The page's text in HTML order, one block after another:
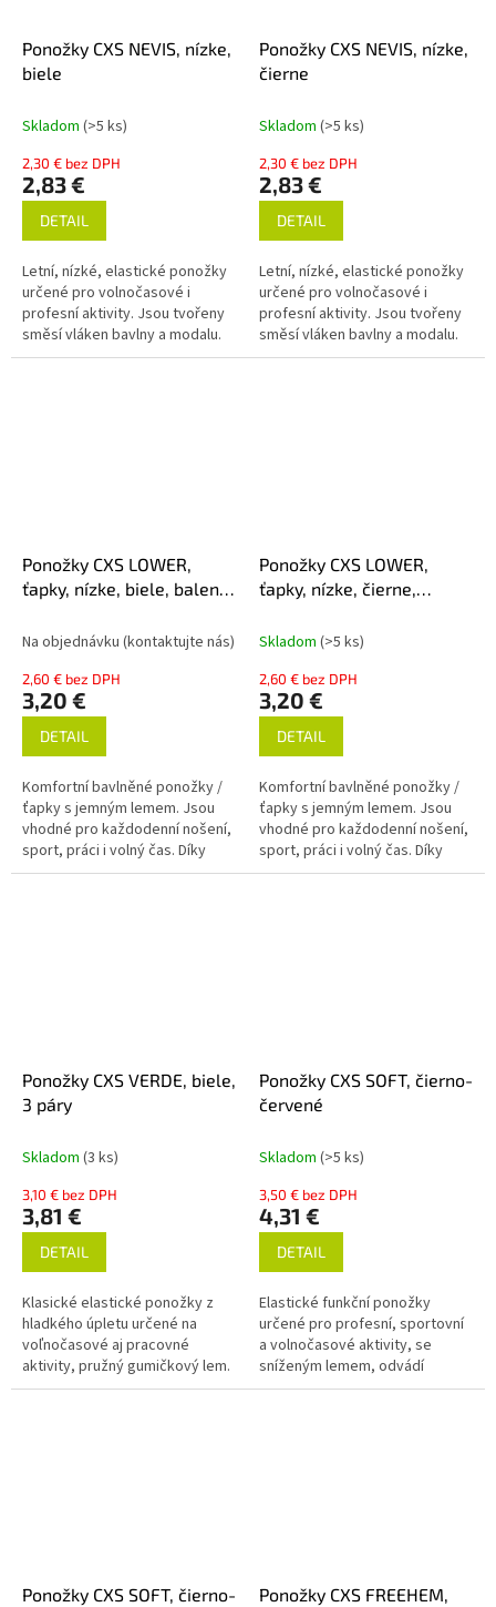
Ponožky CXS NEVIS, nízke,
biele
Skladom (>5 ks)
2,30 € bez DPH
2,83 €
DETAIL
Letní, nízké, elastické ponožky
určené pro volnočasové i
profesní aktivity. Jsou tvořeny
směsí vláken bavlny a modalu.
Modal je modifikovaná viskóza
Ponožky CXS NEVIS, nízke,
čierne
Skladom (>5 ks)
2,30 € bez DPH
2,83 €
DETAIL
Letní, nízké, elastické ponožky
určené pro volnočasové i
profesní aktivity. Jsou tvořeny
směsí vláken bavlny a modalu.
Modal je modifikovaná viskóza
Ponožky CXS LOWER,
ťapky, nízke, biele, balenie
Na objednávku (kontaktujte nás)
2,60 € bez DPH
3,20 €
DETAIL
Komfortní bavlněné ponožky /
ťapky s jemným lemem. Jsou
vhodné pro každodenní nošení,
sport, práci i volný čas. Díky
obsahu elastanu se vytvarují a
Ponožky CXS LOWER,
ťapky, nízke, čierne,
Skladom (>5 ks)
2,60 € bez DPH
3,20 €
DETAIL
Komfortní bavlněné ponožky /
ťapky s jemným lemem. Jsou
vhodné pro každodenní nošení,
sport, práci i volný čas. Díky
obsahu elastanu se vytvarují a
Ponožky CXS VERDE, biele,
3 páry
Skladom (3 ks)
3,10 € bez DPH
3,81 €
DETAIL
Klasické elastické ponožky z
hladkého úpletu určené na
voľnočasové aj pracovné
aktivity, pružný gumičkový lem.
Balenie obsahuje 3 páry
Ponožky CXS SOFT, čierno-
červené
Skladom (>5 ks)
3,50 € bez DPH
4,31 €
DETAIL
Elastické funkční ponožky
určené pro profesní, sportovní
a volnočasové aktivity, se
sníženým lemem, odvádí
vlhkost od chodidla, zmírňují
Ponožky CXS SOFT, čierno-
Ponožky CXS FREEHEM,